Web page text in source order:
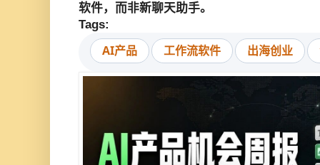
软件，而非新聊天助手。
Tags:
AI产品 工作流软件 出海创业